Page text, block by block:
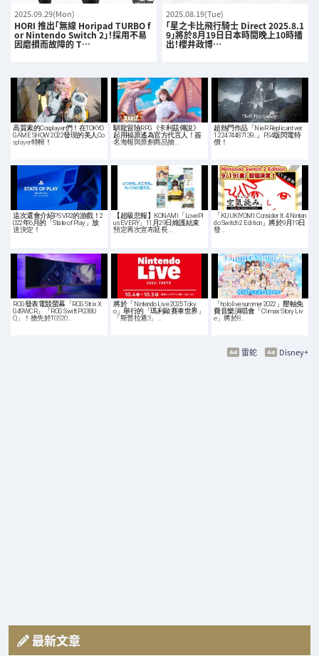
2025.09.29(Mon)
HORI 推出「無線 Horipad TURBO f
or Nintendo Switch 2」！採用不易
因磨損而故障的 T…
2025.08.19(Tue)
「星之卡比飛行騎士 Direct 2025.8.1
9」將於8月19日日本時間晚上10時播
出！櫻井政博…
高質素的Cosplayer們！在TOKYO
GAME SHOW 2022發現的美人Co
splayer特輯！
馴龍冒險RPG《卡利茲傳說》
起用福原遙為官方代言人！簽
名海報與原創商品抽…
超熱門作品「NieR Replicant ver.
1.22474487139...」PS4版閃電特
價！
這次還會介紹PS VR2的游戲！2
022年6月的「State of Play」放
送決定！
【超級悲報】KONAMI「LovePl
us EVERY」11月29日維護結束
預定再次宣布延長.…
「KUUKIYOMI: Consider It. 4 Ninten
do Switch 2 Edition」將於9月19日
發…
ROG發表電競螢幕「ROG Strix X
G49WCR」「ROG Swift PG38U
Q」！搶先於TGS20…
將於「Nintendo Live 2025 Toky
o」舉行的「瑪利歐賽車世界」
「斯普拉遁3」…
「hololive summer 2022」壓軸免
費音樂演唱會「Climax Story Liv
e」將於8…
Disney+
雷蛇
最新文章